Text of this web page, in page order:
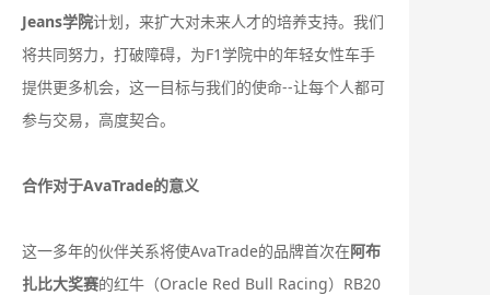
Jeans学院计划，来扩大对未来人才的培养支持。我们
将共同努力，打破障碍，为F1学院中的年轻女性车手
提供更多机会，这一目标与我们的使命--让每个人都可
参与交易，高度契合。
合作对于AvaTrade的意义
这一多年的伙伴关系将使AvaTrade的品牌首次在阿布
扎比大奖赛的红牛（Oracle Red Bull Racing）RB20